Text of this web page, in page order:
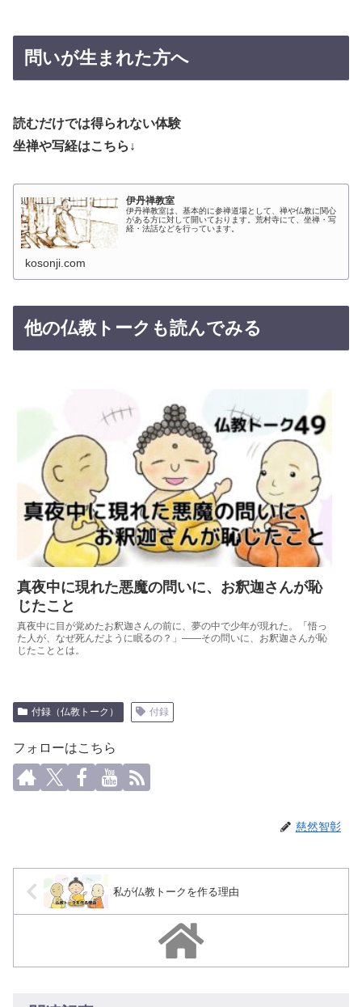
問いが生まれた方へ
読むだけでは得られない体験
坐禅や写経はこちら↓
伊丹禅教室
伊丹禅教室は、基本的に参禅道場として、禅や仏教に関心
がある方に対して開いております。荒村寺にて、坐禅・写
経・法話などを行っています。
kosonji.com
他の仏教トークも読んでみる
真夜中に現れた悪魔の問いに、お釈迦さんが恥
じたこと
真夜中に目が覚めたお釈迦さんの前に、夢の中で少年が現れた。「悟っ
た人が、なぜ死んだように眠るの？」——その問いに、お釈迦さんが恥
じたこととは。
付録（仏教トーク） 付録
フォローはこちら
慈然智彰
私が仏教トークを作る理由